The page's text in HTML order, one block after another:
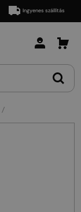
Ingyenes szállítás